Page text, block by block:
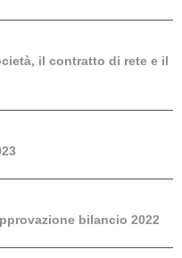
il contratto di rete e il
bilancio 2022